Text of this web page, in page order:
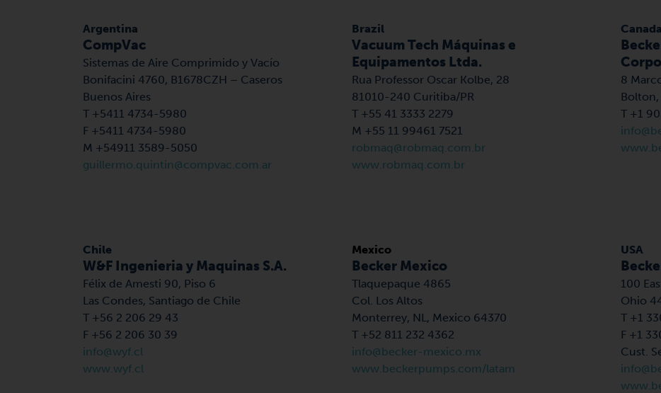
Argentina
CompVac
Sistemas de Aire Comprimido y Vacío
Bonifacini 4760, B1678CZH – Caseros
Buenos Aires
T +5411 4734-5980
F +5411 4734-5980
M +54911 3589-5050
guillermo.quintin@compvac.com.ar
Brazil
Vacuum Tech Máquinas e
Equipamentos Ltda.
Rua Professor Oscar Kolbe, 28
81010-240 Curitiba/PR
T +55 41 3333 2279
M +55 11 99461 7521
robmaq@robmaq.com.br
www.robmaq.com.br
Canada
8
Bolton,
T +1
Chile
W&F Ingenieria y Maquinas S.A.
Félix de Amesti 90, Piso 6
Las Condes, Santiago de Chile
T +56 2 206 29 43
F +56 2 206 30 39
info@wyf.cl
www.wyf.cl
Mexico
Becker Mexico
Tlaquepaque 4865
Col. Los Altos
Monterrey, NL, Mexico 64370
T +52 811 232 4362
info@becker-mexico.mx
www.beckerpumps.com/latam
USA
100
Ohio
T +1
F +1
Cust.